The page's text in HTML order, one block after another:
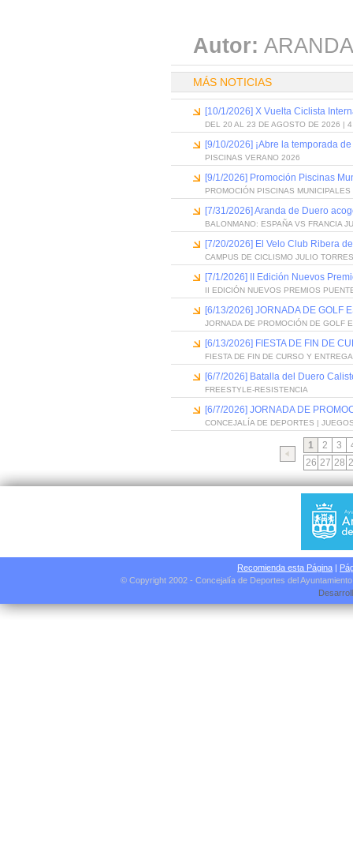
Autor:
MÁS NOTICIAS
[10/1/2026] X Vuelta Ciclista
DEL 20 AL 23 DE AGOSTO DE 2026 | 4
[9/10/2026] ¡Abre la temporada
PISCINAS VERANO 2026
[9/1/2026] Promoción Piscinas
PROMOCIÓN PISCINAS
[7/31/2026] Aranda de Duero
BALONMANO: ESPAÑA VS FRANCIA
[7/20/2026] El Velo Club Ribera
CAMPUS DE CICLISMO JULIO
[7/1/2026] II Edición Nuevos
II EDICIÓN NUEVOS PREMIOS
[6/13/2026] JORNADA DE GOLF
JORNADA DE PROMOCIÓN DE GOLF
[6/13/2026] FIESTA DE FIN DE
FIESTA DE FIN DE CURSO Y
[6/7/2026] Batalla del Duero
FREESTYLE-RESISTENCIA
[6/7/2026] JORNADA DE
CONCEJALÍA DE DEPORTES |
1 2 3
26 27 28
Recomienda esta Página |
© Copyright 2002 - Concejalía de Deportes del